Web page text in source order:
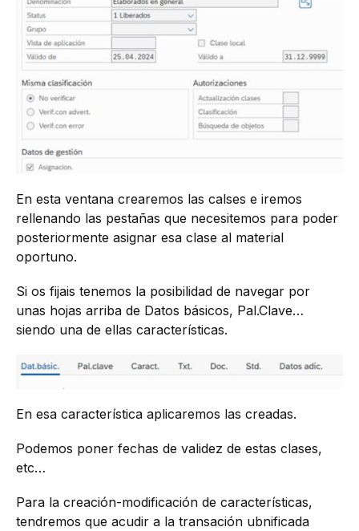
En esta ventana crearemos las calses e iremos
rellenando las pestañas que necesitemos para poder
posteriormente asignar esa clase al material
oportuno.
Si os fijais tenemos la posibilidad de navegar por
unas hojas arriba de Datos básicos, Pal.Clave…
siendo una de ellas características.
En esa característica aplicaremos las creadas.
Podemos poner fechas de validez de estas clases,
etc…
Para la creación-modificación de características,
tendremos que acudir a la transación ubnificada